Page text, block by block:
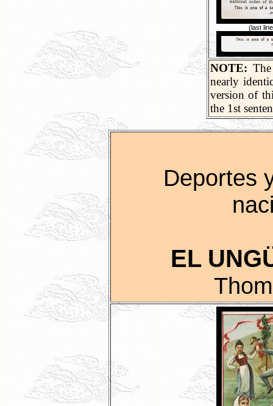
(last
NOTE:
nearly
version of
the 1st
Deportes
EL